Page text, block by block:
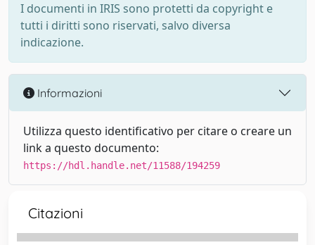
I documenti in IRIS sono protetti da copyright e
tutti i diritti sono riservati, salvo diversa
indicazione.
Informazioni
Utilizza questo identificativo per citare o creare un
link a questo documento:
https://hdl.handle.net/11588/194259
Citazioni